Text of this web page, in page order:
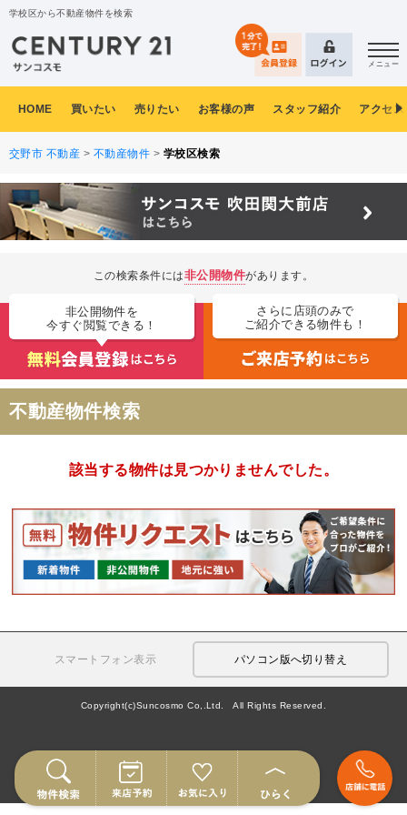
学校区から不動産物件を検索
メニュー
HOME 買いたい 売りたい お客様の声 スタッフ紹介 アクセ
交野市 不動産 > 不動産物件 > 学校区検索
この検索条件には非公開物件があります。
非公開物件を
今すぐ閲覧できる！
さらに店頭のみで
ご紹介できる物件も！
不動産物件検索
該当する物件は見つかりませんでした。
スマートフォン表示 パソコン版へ切り替え
Copyright(c)Suncosmo Co,.Ltd. All Rights Reserved.